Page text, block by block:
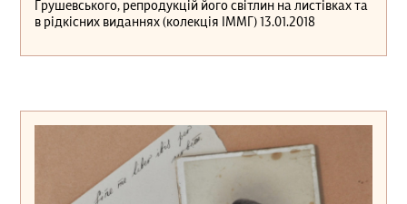
Грушевського, репродукцій його світлин на листівках та
в рідкісних виданнях (колекція ІММГ) 13.01.2018